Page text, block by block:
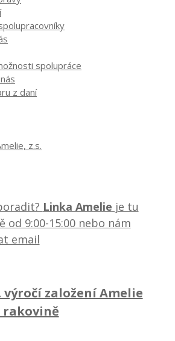
spolupráce
z daní
z.s.
Linka Amelie je tu
od 9:00-15:00 nebo nám
email
výročí založení Amelie
rakovině